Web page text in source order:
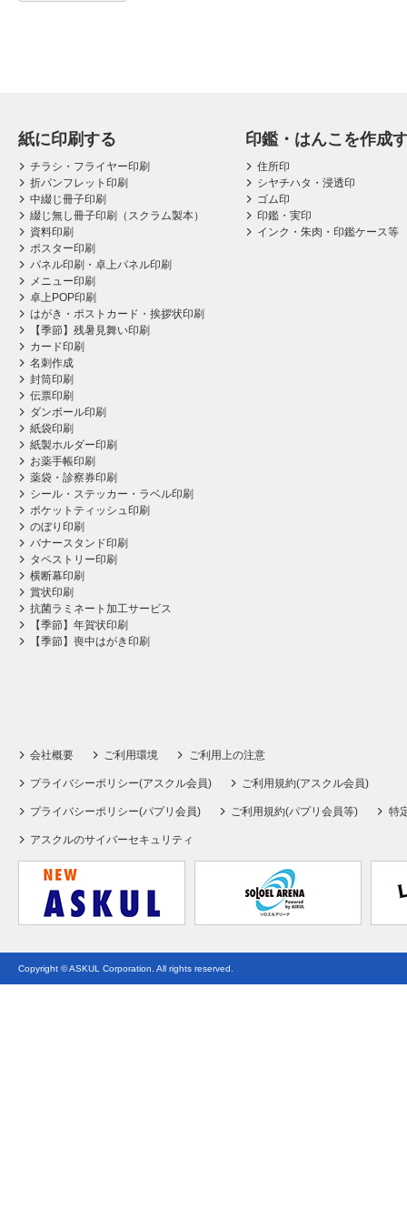
紙に印刷する
チラシ・フライヤー印刷
折パンフレット印刷
中綴じ冊子印刷
綴じ無し冊子印刷（スクラム製本）
資料印刷
ポスター印刷
パネル印刷・卓上パネル印刷
メニュー印刷
卓上POP印刷
はがき・ポストカード・挨拶状印刷
【季節】残暑見舞い印刷
カード印刷
名刺作成
封筒印刷
伝票印刷
ダンボール印刷
紙袋印刷
紙製ホルダー印刷
お薬手帳印刷
薬袋・診察券印刷
シール・ステッカー・ラベル印刷
ポケットティッシュ印刷
のぼり印刷
バナースタンド印刷
タペストリー印刷
横断幕印刷
賞状印刷
抗菌ラミネート加工サービス
【季節】年賀状印刷
【季節】喪中はがき印刷
印鑑・はんこを作成
住所印
シヤチハタ・浸透印
ゴム印
印鑑・実印
インク・朱肉・印鑑ケース等
会社概要 ご利用環境 ご利用上の注意
プライバシーポリシー(アスクル会員) ご利用規約(アスクル会員)
プライバシーポリシー(パプリ会員) ご利用規約(パプリ会員等) 特
アスクルのサイバーセキュリティ
Copyright © ASKUL Corporation. All rights reserved.